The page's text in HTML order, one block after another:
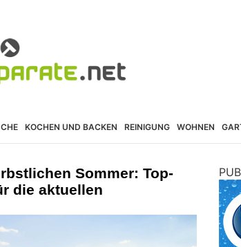
KOCHEN UND BACKEN REINIGUNG WOHNEN
Sommer: Top-
die aktuellen